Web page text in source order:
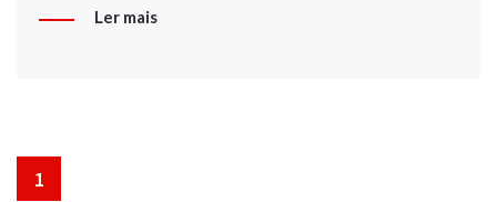
Ler mais
1